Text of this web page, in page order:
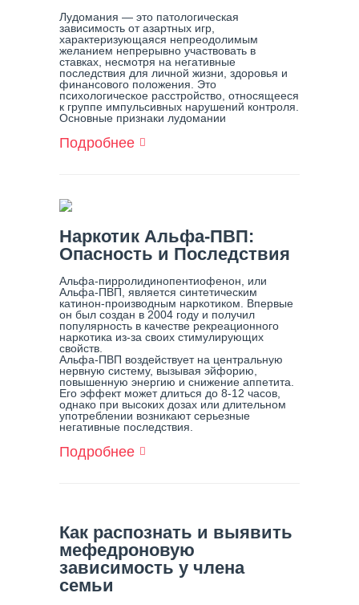
Лудомания — это патологическая
зависимость от азартных игр,
характеризующаяся непреодолимым
желанием непрерывно участвовать в
ставках, несмотря на негативные
последствия для личной жизни, здоровья и
финансового положения. Это
психологическое расстройство, относящееся
к группе импульсивных нарушений контроля.
Основные признаки лудомании
Подробнее О
Наркотик Альфа-ПВП:
Опасность и Последствия
Альфа-пирролидинопентиофенон, или
Альфа-ПВП, является синтетическим
катинон-производным наркотиком. Впервые
он был создан в 2004 году и получил
популярность в качестве рекреационного
наркотика из-за своих стимулирующих
свойств.
Альфа-ПВП воздействует на центральную
нервную систему, вызывая эйфорию,
повышенную энергию и снижение аппетита.
Его эффект может длиться до 8-12 часов,
однако при высоких дозах или длительном
употреблении возникают серьезные
негативные последствия.
Подробнее О
Последствия
Как распознать и выявить
мефедроновую
зависимость у члена
семьи